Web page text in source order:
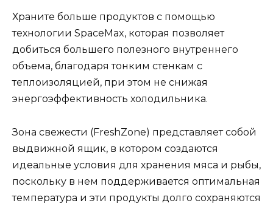
Храните больше продуктов с помощью
технологии SpaceMax, которая позволяет
добиться большего полезного внутреннего
объема, благодаря тонким стенкам с
теплоизоляцией, при этом не снижая
энергоэффективность холодильника.
Зона свежести (FreshZone) представляет собой
выдвижной ящик, в котором создаются
идеальные условия для хранения мяса и рыбы,
поскольку в нем поддерживается оптимальная
температура и эти продукты долго сохраняются